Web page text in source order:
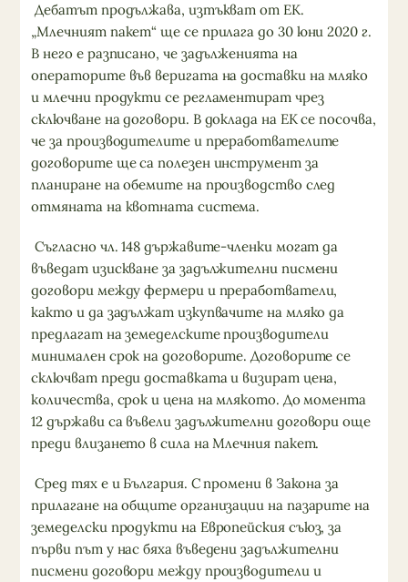
Дебатът продължава, изтъкват от ЕК.
„Млечният пакет“ ще се прилага до 30 юни 2020 г.
В него е разписано, че задълженията на
операторите във веригата на доставки на мляко
и млечни продукти се регламентират чрез
сключване на договори. В доклада на ЕК се посочва,
че за производителите и преработвателите
договорите ще са полезен инструмент за
планиране на обемите на производство след
отмяната на квотната система.
Съгласно чл. 148 държавите-членки могат да
въведат изискване за задължителни писмени
договори между фермери и преработватели,
както и да задължат изкупвачите на мляко да
предлагат на земеделските производители
минимален срок на договорите. Договорите се
сключват преди доставката и визират цена,
количества, срок и цена на млякото. До момента
12 държави са въвели задължителни договори още
преди влизането в сила на Млечния пакет.
Сред тях е и България. С промени в Закона за
прилагане на общите организации на пазарите на
земеделски продукти на Европейския съюз, за
първи път у нас бяха въведени задължителни
писмени договори между производители и